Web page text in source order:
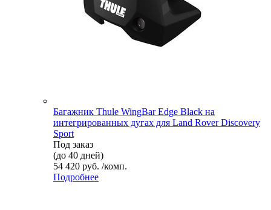
Багажник Thule WingBar Edge Black на
интегрированных дугах для Land Rover Discovery
Sport
Под заказ
(до 40 дней)
54 420 руб. /комп.
Подробнее